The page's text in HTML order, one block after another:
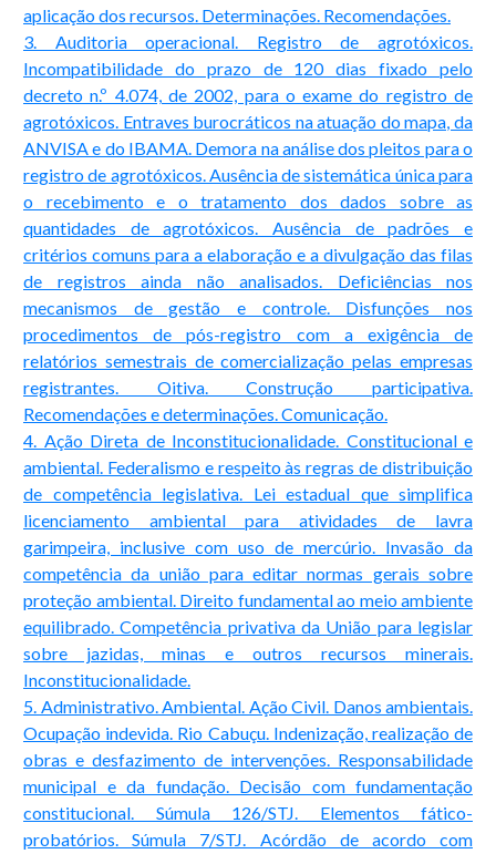
aplicação dos recursos. Determinações. Recomendações.
3. Auditoria operacional. Registro de agrotóxicos.
Incompatibilidade do prazo de 120 dias fixado pelo
decreto n.º 4.074, de 2002, para o exame do registro de
agrotóxicos. Entraves burocráticos na atuação do mapa, da
ANVISA e do IBAMA. Demora na análise dos pleitos para o
registro de agrotóxicos. Ausência de sistemática única para
o recebimento e o tratamento dos dados sobre as
quantidades de agrotóxicos. Ausência de padrões e
critérios comuns para a elaboração e a divulgação das filas
de registros ainda não analisados. Deficiências nos
mecanismos de gestão e controle. Disfunções nos
procedimentos de pós-registro com a exigência de
relatórios semestrais de comercialização pelas empresas
registrantes. Oitiva. Construção participativa.
Recomendações e determinações. Comunicação.
4. Ação Direta de Inconstitucionalidade. Constitucional e
ambiental. Federalismo e respeito às regras de distribuição
de competência legislativa. Lei estadual que simplifica
licenciamento ambiental para atividades de lavra
garimpeira, inclusive com uso de mercúrio. Invasão da
competência da união para editar normas gerais sobre
proteção ambiental. Direito fundamental ao meio ambiente
equilibrado. Competência privativa da União para legislar
sobre jazidas, minas e outros recursos minerais.
Inconstitucionalidade.
5. Administrativo. Ambiental. Ação Civil. Danos ambientais.
Ocupação indevida. Rio Cabuçu. Indenização, realização de
obras e desfazimento de intervenções. Responsabilidade
municipal e da fundação. Decisão com fundamentação
constitucional. Súmula 126/STJ. Elementos fático-
probatórios. Súmula 7/STJ. Acórdão de acordo com